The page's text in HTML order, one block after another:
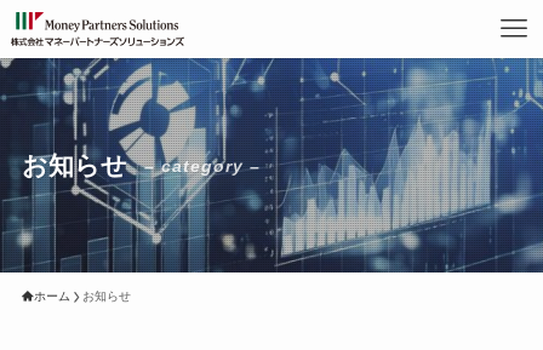
お知らせ – category –
ホーム お知らせ